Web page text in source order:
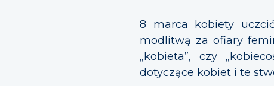
8 marca kobiety
modlitwą za ofiary
„kobieta”, czy
dotyczące kobiet i te